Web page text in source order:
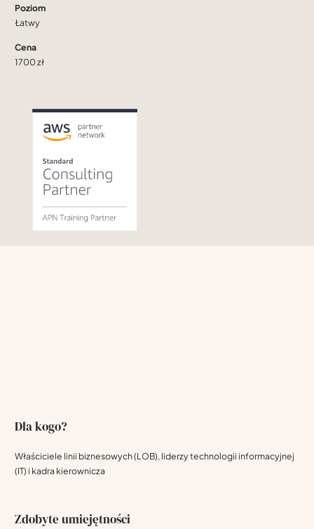
Poziom
Łatwy
Cena
1700 zł
Dla kogo?
Właściciele linii biznesowych (LOB), liderzy technologii informacyjnej
(IT) i kadra kierownicza
Zdobyte umiejętności